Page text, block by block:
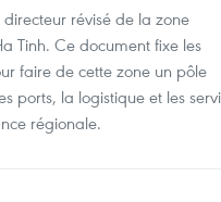
révisé de la zone
Tinh. Ce document fixe les
faire de cette zone un pôle
ports, la logistique et les
régionale.